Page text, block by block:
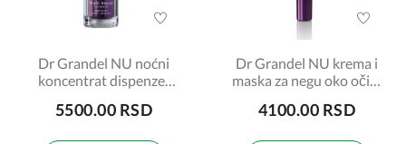
Dr Grandel NU noćni
koncentrat dispenzer
5500.00 RSD
Dr Grandel NU krema i
maska za negu oko očiju
4100.00 RSD